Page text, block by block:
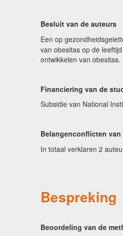
Besluit van de auteurs
Een op
van obesitas op de
ontwikkelen van obesitas.
Financiering van de
Subsidie van National
Belangenconflicten
In totaal verklaren 2
Bespreking
Beoordeling van de